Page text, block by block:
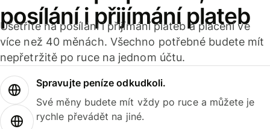
posílání i přijímání plateb
Ušetříte na posílání i přijímání plateb a placení ve
více než 40 měnách. Všechno potřebné budete mít
nepřetržitě po ruce na jednom účtu.
Spravujte peníze odkudkoli.
Své měny budete mít vždy po ruce a můžete je
rychle převádět na jiné.